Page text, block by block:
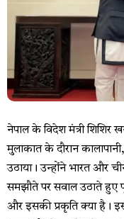
नेपाल के विदेश मंत्री शिशिर
मुलाकात के दौरान
उठाया। उन्होंने भारत और
समझौते पर सवाल उठाते हुए
और इसकी प्रकृति क्या है।